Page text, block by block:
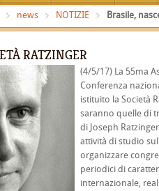
news NOTIZIE Brasile,
RATZINGER
(4/5/17) La 55ma
Conferenza
istituito la Società
saranno quelle di
di Joseph
attività di studio
organizzare
periodici di
internazionale,